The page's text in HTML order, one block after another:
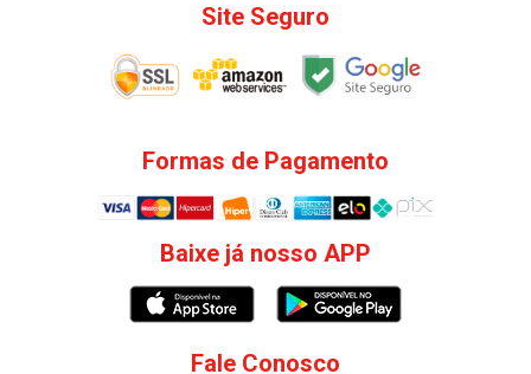
Site Seguro
Formas de Pagamento
Baixe já nosso APP
Fale Conosco